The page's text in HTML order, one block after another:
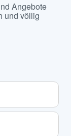
Angebote
und völlig